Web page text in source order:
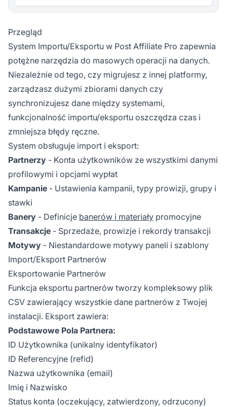
Przegląd
System Importu/Eksportu w Post Affiliate Pro zapewnia
potężne narzędzia do masowych operacji na danych.
Niezależnie od tego, czy migrujesz z innej platformy,
zarządzasz dużymi zbiorami danych czy
synchronizujesz dane między systemami,
funkcjonalność importu/eksportu oszczędza czas i
zmniejsza błędy ręczne.
System obsługuje import i eksport:
Partnerzy - Konta użytkowników ze wszystkimi danymi
profilowymi i opcjami wypłat
Kampanie - Ustawienia kampanii, typy prowizji, grupy i
stawki
Banery - Definicje banerów i materiały promocyjne
Transakcje - Sprzedaże, prowizje i rekordy transakcji
Motywy - Niestandardowe motywy paneli i szablony
Import/Eksport Partnerów
Eksportowanie Partnerów
Funkcja eksportu partnerów tworzy kompleksowy plik
CSV zawierający wszystkie dane partnerów z Twojej
instalacji. Eksport zawiera:
Podstawowe Pola Partnera:
ID Użytkownika (unikalny identyfikator)
ID Referencyjne (refid)
Nazwa użytkownika (email)
Imię i Nazwisko
Status konta (oczekujący, zatwierdzony, odrzucony)